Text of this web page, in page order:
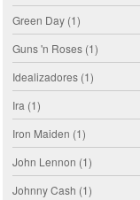
Green Day (1)
Guns 'n Roses (1)
Idealizadores (1)
Ira (1)
Iron Maiden (1)
John Lennon (1)
Johnny Cash (1)